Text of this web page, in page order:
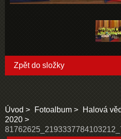
Zpět do složky
Úvod Fotoalbum
Halová
2020